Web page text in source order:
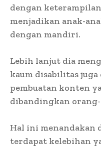
dengan
menjadikan anak-
dengan mandiri.
Lebih lanjut dia
kaum disabilitas
pembuatan konten
dibandingkan
Hal ini menandakan
terdapat kelebihan